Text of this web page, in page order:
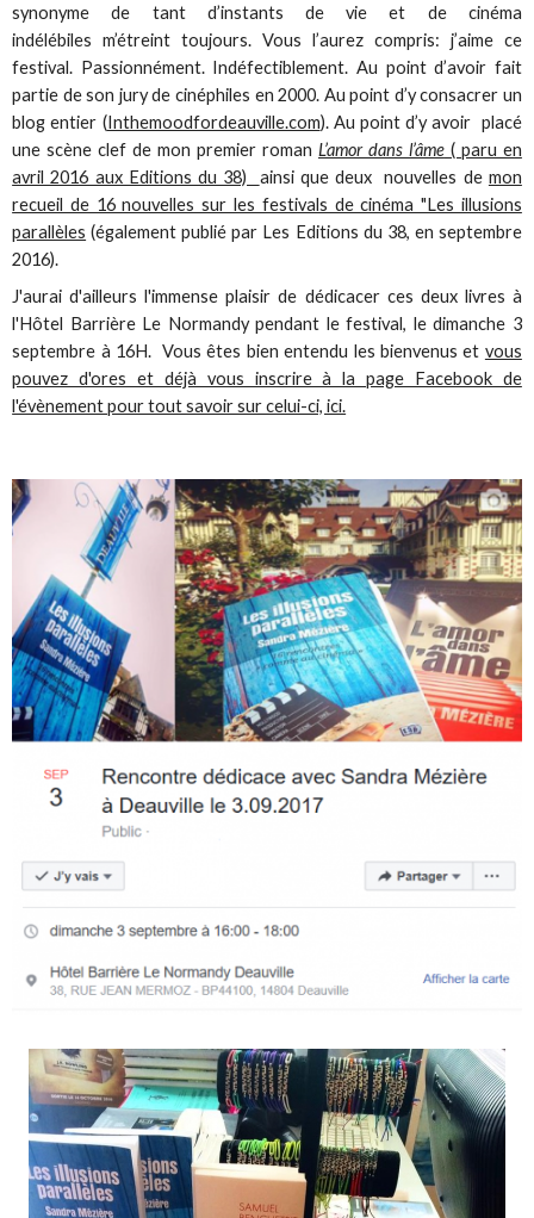
synonyme de tant d’instants de vie et de cinéma
indélébiles m’étreint toujours. Vous l’aurez compris: j’aime ce
festival. Passionnément. Indéfectiblement. Au point d’avoir fait
partie de son jury de cinéphiles en 2000. Au point d’y consacrer un
blog entier (Inthemoodfordeauville.com). Au point d’y avoir placé
une scène clef de mon premier roman L’amor dans l’âme( paru en
avril 2016 aux Editions du 38) ainsi que deux nouvelles de mon
recueil de 16 nouvelles sur les festivals de cinéma "Les illusions
parallèles (également publié par Les Editions du 38, en septembre
2016).
J'aurai d'ailleurs l'immense plaisir de dédicacer ces deux livres à
l'Hôtel Barrière Le Normandy pendant le festival, le dimanche 3
septembre à 16H. Vous êtes bien entendu les bienvenus et vous
pouvez d'ores et déjà vous inscrire à la page Facebook de
l'évènement pour tout savoir sur celui-ci, ici.